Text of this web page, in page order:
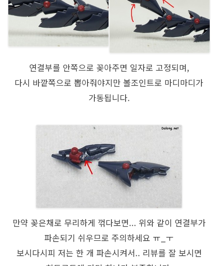
연결부를 안쪽으로 꽂아주면 일자로 고정되며,
다시 바깥쪽으로 뽑아줘야지만 볼조인트로 마디마디가
가동됩니다.
만약 꽂은채로 무리하게 꺾다보면... 위와 같이 연결부가
파손되기 쉬우므로 주의하세요 ㅠ_ㅜ
보시다시피 저는 한 개 파손시켜서.. 리뷰를 잘 보시면